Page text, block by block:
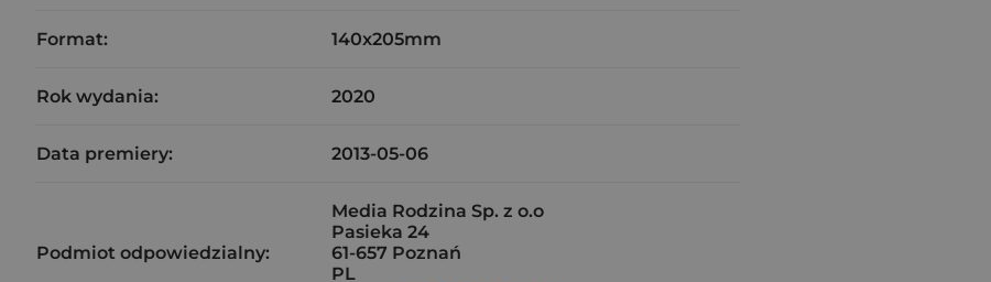
Format: 140x205mm
Rok wydania: 2020
Data premiery: 2013-05-06
Podmiot odpowiedzialny:
Media Rodzina Sp. z o.o
Pasieka 24
61-657 Poznań
PL